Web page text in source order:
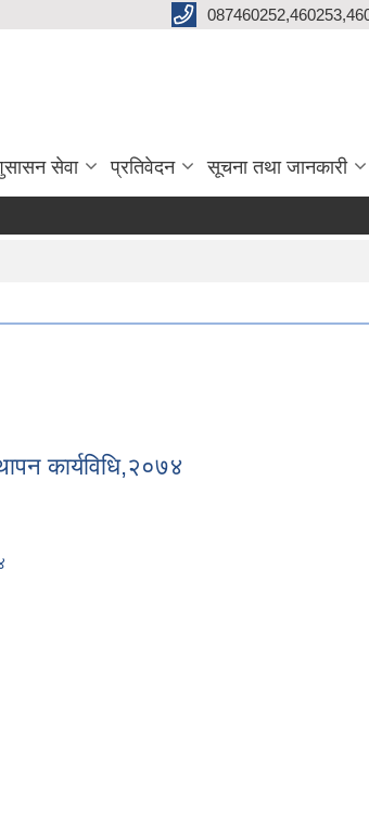
सेवा प्रतिवेदन सूचना तथा जानकारी
कार्यविधि‍,२०७४